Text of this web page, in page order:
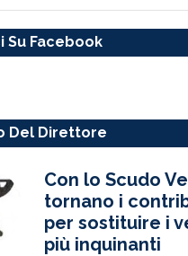
Su Facebook
Del Direttore
Con lo Scudo
tornano i
per sostituire i
più inquinanti